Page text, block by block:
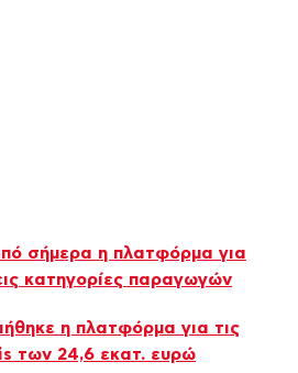
σήμερα η πλατφόρμα για
κατηγορίες παραγωγών
η πλατφόρμα για τις
των 24,6 εκατ. ευρώ